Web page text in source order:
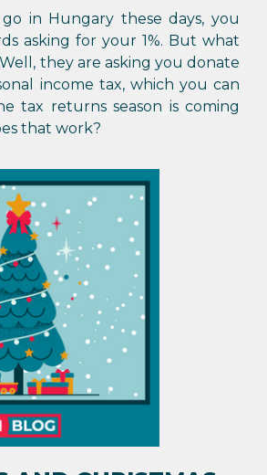
in Hungary these days, you
asking for your 1%. But what
they are asking you donate
income tax, which you can
tax returns season is coming
that work?